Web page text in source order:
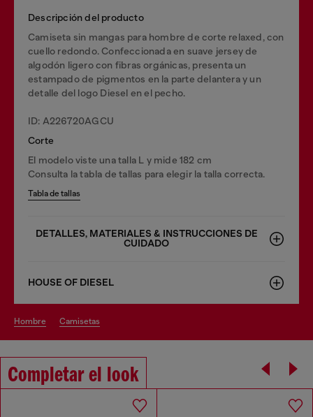
Descripción del producto
Camiseta sin mangas para hombre de corte relaxed, con
cuello redondo. Confeccionada en suave jersey de
algodón ligero con fibras orgánicas, presenta un
estampado de pigmentos en la parte delantera y un
detalle del logo Diesel en el pecho.
ID: A226720AGCU
Corte
El modelo viste una talla L y mide 182 cm
Consulta la tabla de tallas para elegir la talla correcta.
Tabla de tallas
DETALLES, MATERIALES & INSTRUCCIONES DE
CUIDADO
HOUSE OF DIESEL
hombre camisetas
Completar el look